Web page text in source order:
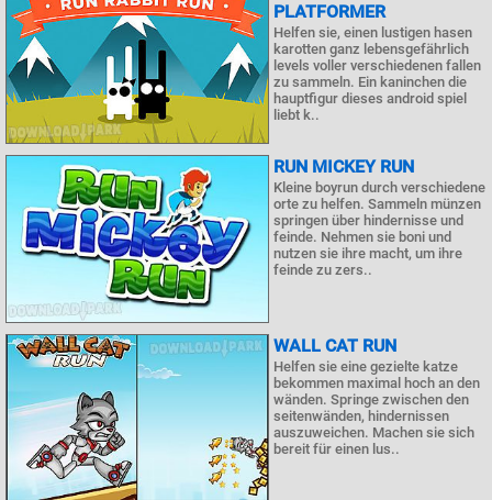
PLATFORMER
Helfen sie, einen lustigen hasen
karotten ganz lebensgefährlich
levels voller verschiedenen fallen
zu sammeln. Ein kaninchen die
hauptfigur dieses android spiel
liebt k..
RUN MICKEY RUN
Kleine boyrun durch verschiedene
orte zu helfen. Sammeln münzen
springen über hindernisse und
feinde. Nehmen sie boni und
nutzen sie ihre macht, um ihre
feinde zu zers..
WALL CAT RUN
Helfen sie eine gezielte katze
bekommen maximal hoch an den
wänden. Springe zwischen den
seitenwänden, hindernissen
auszuweichen. Machen sie sich
bereit für einen lus..